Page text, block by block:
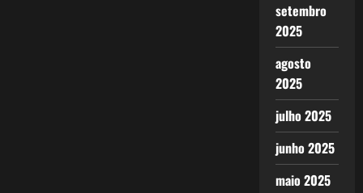
setembro
2025
agosto
2025
julho 2025
junho 2025
maio 2025